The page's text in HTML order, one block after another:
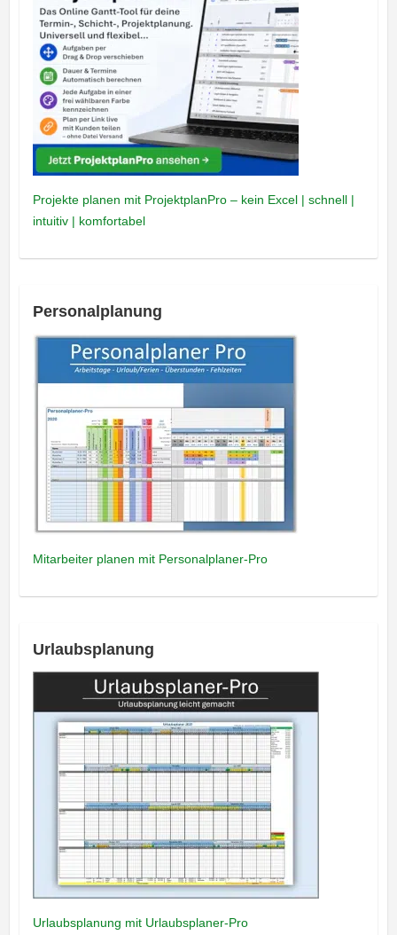
Projekte planen mit ProjektplanPro – kein Excel | schnell |
intuitiv | komfortabel
Personalplanung
Mitarbeiter planen mit Personalplaner-Pro
Urlaubsplanung
Urlaubsplanung mit Urlaubsplaner-Pro